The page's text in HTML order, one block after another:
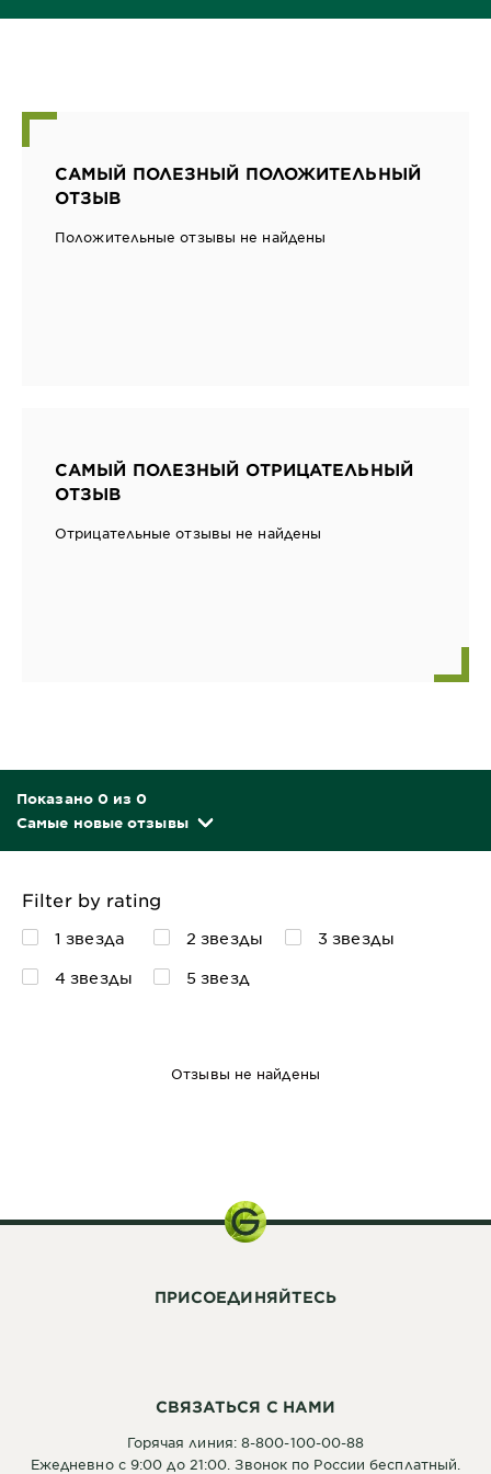
САМЫЙ ПОЛЕЗНЫЙ ПОЛОЖИТЕЛЬНЫЙ
ОТЗЫВ
Положительные отзывы не найдены
САМЫЙ ПОЛЕЗНЫЙ ОТРИЦАТЕЛЬНЫЙ
ОТЗЫВ
Отрицательные отзывы не найдены
Показано 0 из 0
Самые новые отзывы
Filter by rating
1 звезда 2 звезды
3 звезды
4 звезды
5 звезд
Отзывы не найдены
СВЯЗАТЬСЯ С НАМИ
Горячая линия: 8-800-100-00-88
Ежедневно с 9:00 до 21:00. Звонок по России бесплатный.
ПРИСОЕДИНЯЙТЕСЬ